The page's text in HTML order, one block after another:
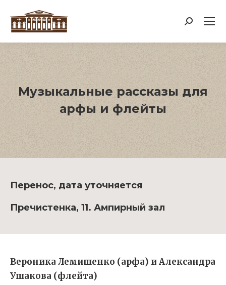
Поиск:
Музыкальные рассказы для
арфы и флейты
Перенос, дата уточняется
Пречистенка, 11. Ампирный зал
Вероника Лемишенко (арфа) и Александра
Ушакова (флейта)